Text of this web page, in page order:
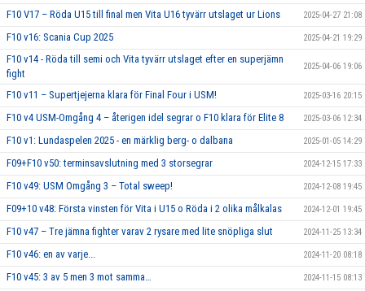
F10 V17 – Röda U15 till final men Vita U16 tyvärr utslaget ur Lions 2025-04-27 21:08
F10 v16: Scania Cup 2025 2025-04-21 19:29
F10 v14 - Röda till semi och Vita tyvärr utslaget efter en superjämn
fight
2025-04-06 19:06
F10 v11 – Supertjejerna klara för Final Four i USM! 2025-03-16 20:15
F10 v4 USM-Omgång 4 – återigen idel segrar o F10 klara för Elite 8 2025-03-06 12:34
F10 v1: Lundaspelen 2025 - en märklig berg- o dalbana 2025-01-05 14:29
F09+F10 v50: terminsavslutning med 3 storsegrar 2024-12-15 17:33
F10 v49: USM Omgång 3 – Total sweep! 2024-12-08 19:45
F09+10 v48: Första vinsten för Vita i U15 o Röda i 2 olika målkalas 2024-12-01 19:45
F10 v47 – Tre jämna fighter varav 2 rysare med lite snöpliga slut 2024-11-25 13:34
F10 v46: en av varje... 2024-11-20 08:18
F10 v45: 3 av 5 men 3 mot samma… 2024-11-15 08:13